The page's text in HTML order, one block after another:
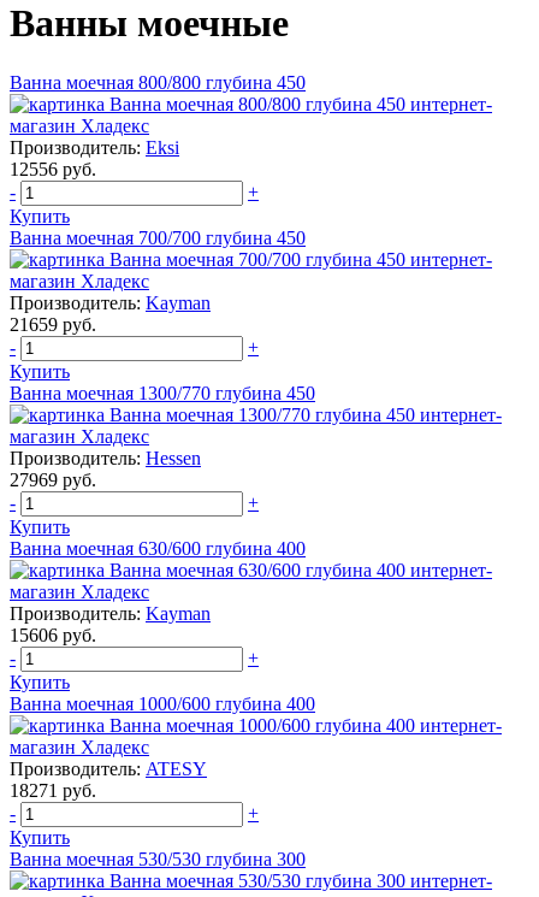
Ванны моечные
Ванна моечная 800/800 глубина 450
Производитель: Eksi
12556 руб.
-
+
Купить
Ванна моечная 700/700 глубина 450
Производитель: Kayman
21659 руб.
-
+
Купить
Ванна моечная 1300/770 глубина 450
Производитель: Hessen
27969 руб.
-
+
Купить
Ванна моечная 630/600 глубина 400
Производитель: Kayman
15606 руб.
-
+
Купить
Ванна моечная 1000/600 глубина 400
Производитель: ATESY
18271 руб.
-
+
Купить
Ванна моечная 530/530 глубина 300